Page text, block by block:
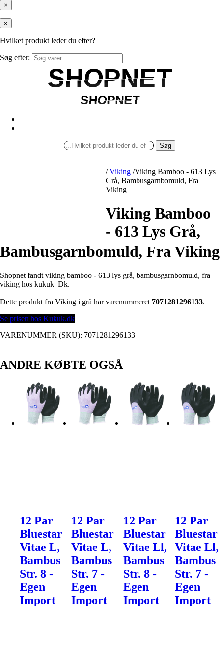
×
×
Hvilket produkt leder du efter?
Søg efter:
SHOPNET
SHOPNET
SHOPNET
SHOPNET
Søg
/ Viking /Viking Bamboo - 613 Lys
Grå, Bambusgarnbomuld, Fra
Viking
Viking Bamboo
- 613 Lys Grå,
Bambusgarnbomuld, Fra Viking
Shopnet fandt viking bamboo - 613 lys grå, bambusgarnbomuld, fra
viking hos kukuk. Dk.
Dette produkt fra Viking i grå har varenummeret 7071281296133.
Se prisen hos Kukuk.dk
VARENUMMER (SKU): 7071281296133
ANDRE KØBTE OGSÅ
12 Par
Bluestar
Vitae L,
Bambus
Str. 8 -
Egen
Import
12 Par
Bluestar
Vitae L,
Bambus
Str. 7 -
Egen
Import
12 Par
Bluestar
Vitae Ll,
Bambus
Str. 8 -
Egen
Import
12 Par
Bluestar
Vitae Ll,
Bambus
Str. 7 -
Egen
Import